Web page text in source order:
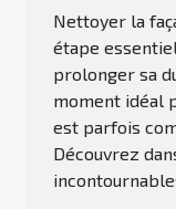
Nettoyer la
étape
prolonger sa
moment idéal
est parfois
Découvrez